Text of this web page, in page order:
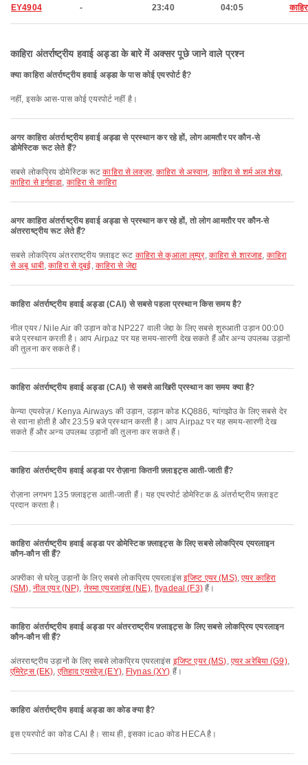
EY4904 - 23:40 04:05
काहिरा अंतर्राष्ट्रीय हवाई अड्डा के बारे में अक्सर पूछे जाने वाले प्रश्न
क्या काहिरा अंतर्राष्ट्रीय हवाई अड्डा के पास कोई एयरपोर्ट है?
नहीं, इसके आस-पास कोई एयरपोर्ट नहीं है।
अगर काहिरा अंतर्राष्ट्रीय हवाई अड्डा से प्रस्थान कर रहे हों, लोग आमतौर पर कौन-से
डोमेस्टिक रूट लेते हैं?
सबसे लोकप्रिय डोमेस्टिक रूटकाहिरा से लक्ज़र,काहिरा से अस्वान, काहिरा से शर्म अल शेख,
काहिरा से हर्गहाडा, काहिरा से काहिरा
अगर काहिरा अंतर्राष्ट्रीय हवाई अड्डा से प्रस्थान कर रहे हों, तो लोग आमतौर पर कौन-से
अंतरराष्ट्रीय रूट लेते हैं?
सबसे लोकप्रिय अंतरराष्ट्रीय फ़्लाइट रूट काहिरा से कुआला लुम्पुर, काहिरा से शारजाह, काहिरा
से अबू धाबी,काहिरा से दुबई, काहिरा से जेद्दा
काहिरा अंतर्राष्ट्रीय हवाई अड्डा (CAI) से सबसे पहला प्रस्थान किस समय है?
नील एयर / Nile Air की उड़ान कोड NP227 वाली जेद्दा के लिए सबसे शुरुआती उड़ान 00:00
बजे प्रस्थान करती है। आप Airpaz पर यह समय-सारणी देख सकते हैं और अन्य उपलब्ध उड़ानों
की तुलना कर सकते हैं।
काहिरा अंतर्राष्ट्रीय हवाई अड्डा (CAI) से सबसे आखिरी प्रस्थान का समय क्या है?
केन्या एयरवेज़ / Kenya Airways की उड़ान, उड़ान कोड KQ886, ग्वांगझोउ के लिए सबसे देर
से रवाना होती है और 23:59 बजे प्रस्थान करती है। आप Airpaz पर यह समय-सारणी देख
सकते हैं और अन्य उपलब्ध उड़ानों की तुलना कर सकते हैं।
काहिरा अंतर्राष्ट्रीय हवाई अड्डा पर रोज़ाना कितनी फ़्लाइट्स आती-जाती हैं?
रोज़ाना लगभग 135 फ़्लाइट्स आती-जाती हैं। यह एयरपोर्ट डोमेस्टिक & अंतर्राष्ट्रीय फ़्लाइट
प्रदान करता है।
काहिरा अंतर्राष्ट्रीय हवाई अड्डा पर डोमेस्टिक फ़्लाइट्स के लिए सबसे लोकप्रिय एयरलाइन
कौन-कौन सी हैं?
अफ़्रीका से घरेलू उड़ानों के लिए सबसे लोकप्रिय एयरलाइंसइजिप्ट एयर (MS),एयर काहिरा
(SM), नील एयर (NP), नेस्मा एयरलाइंस (NE),flyadeal (F3)हैं।
काहिरा अंतर्राष्ट्रीय हवाई अड्डा पर अंतरराष्ट्रीय फ़्लाइट्स के लिए सबसे लोकप्रिय एयरलाइन
कौन-कौन सी हैं?
अंतरराष्ट्रीय उड़ानों के लिए सबसे लोकप्रिय एयरलाइंस इजिप्ट एयर (MS), एयर अरेबिया (G9),
एमिरेट्स (EK), एतिहाद एयरवेज़ (EY), Flynas (XY) हैं।
काहिरा अंतर्राष्ट्रीय हवाई अड्डा का कोड क्या है?
इस एयरपोर्ट का कोड CAI है। साथ ही, इसका icao कोड HECA है।